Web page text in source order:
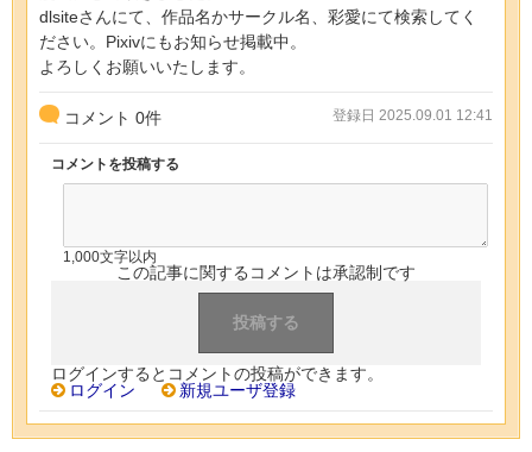
dlsiteさんにて、作品名かサークル名、彩愛にて検索してく
ださい。Pixivにもお知らせ掲載中。
よろしくお願いいたします。
コメント 0件 登録日 2025.09.01 12:41
コメントを投稿する
1,000文字以内
この記事に関するコメントは承認制です
ログインするとコメントの投稿ができます。
ログイン
新規ユーザ登録